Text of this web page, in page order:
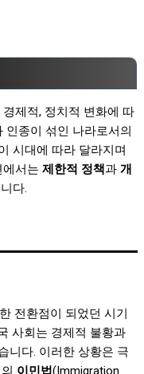
제적, 정치적 변화에 따
인종이 섞인 나라로서의
시대에 따라 달라지며
서는 제한적 정책과 개
다.
전환점이 되었던 시기
사회는 경제적 불황과
니다. 이러한 상황은 극
이민법(Immigration